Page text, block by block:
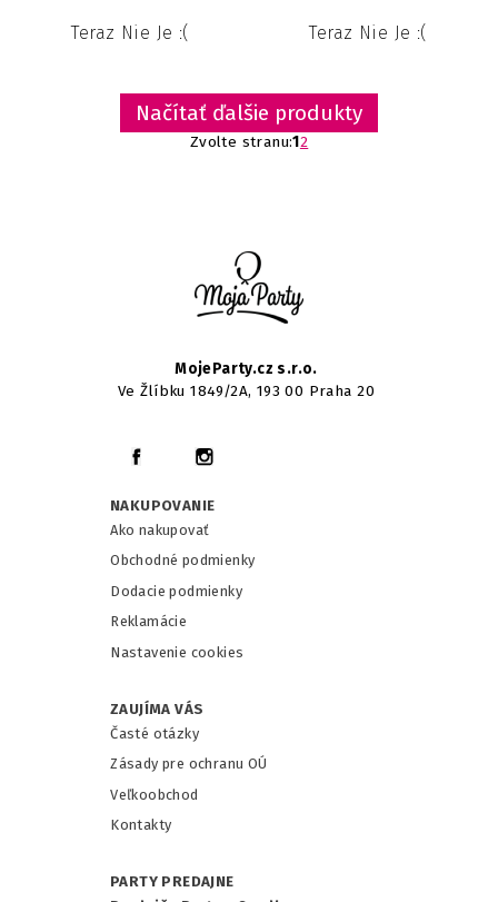
Teraz Nie Je :( Teraz Nie Je :(
Načítať ďalšie produkty
Zvolte stranu:12
MojeParty.cz s.r.o.
Ve Žlíbku 1849/2A, 193 00 Praha 20
NAKUPOVANIE
Ako nakupovať
Obchodné podmienky
Dodacie podmienky
Reklamácie
Nastavenie cookies
ZAUJÍMA VÁS
Časté otázky
Zásady pre ochranu OÚ
Veľkoobchod
Kontakty
PARTY PREDAJNE